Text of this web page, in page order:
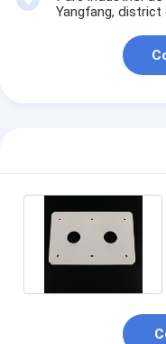
Yangfang, district